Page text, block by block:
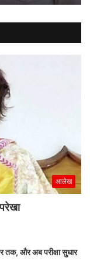
आलेख
और अब परीक्षा सुधार